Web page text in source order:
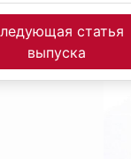
статья
выпуска